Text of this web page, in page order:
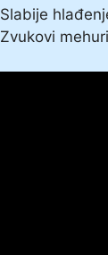
Slabije
Zvukovi